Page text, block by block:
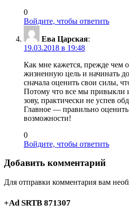
0
Войдите, чтобы ответить
Ева Царская:
19.03.2018 в 19:48
Как мне кажется, прежде чем
жизненную цель и начинать
сначала оценить свои силы,
Потому что все мы привыкли
зову, практически не успев
Главное — правильно оценить
возможности!
0
Войдите, чтобы ответить
Добавить комментарий
Для отправки комментария вам
+Ad SRTB 871307